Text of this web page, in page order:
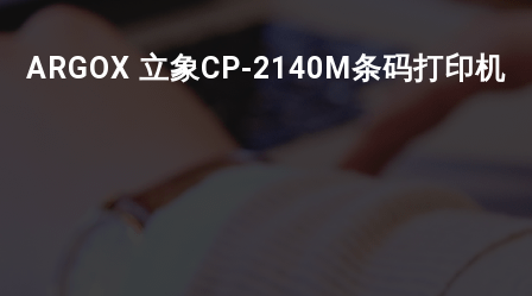
ARGOX 立象CP-2140M条码打印机